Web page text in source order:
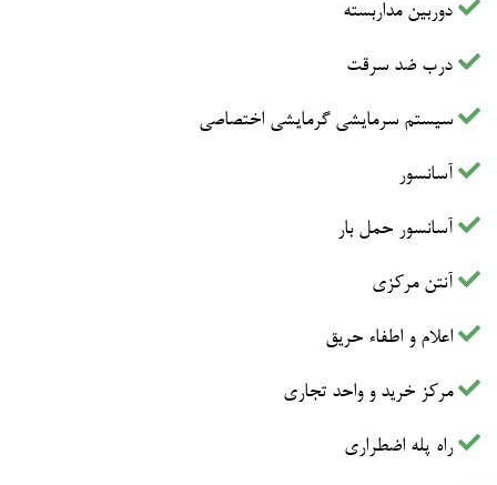
دوربین مداربسته
درب ضد سرقت
سیستم سرمایشی گرمایشی اختصاصی
آسانسور
آسانسور حمل بار
آنتن مرکزی
اعلام و اطفاء حریق
مرکز خرید و واحد تجاری
راه پله اضطراری